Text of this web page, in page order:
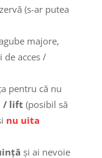
(s-ar putea
majore,
de acces /
pentru că nu
/ lift (posibil să
nu uita
și ai nevoie